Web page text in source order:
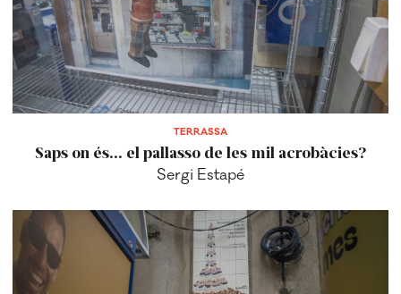
TERRASSA
Saps on és... el pallasso de les mil acrobàcies?
Sergi Estapé